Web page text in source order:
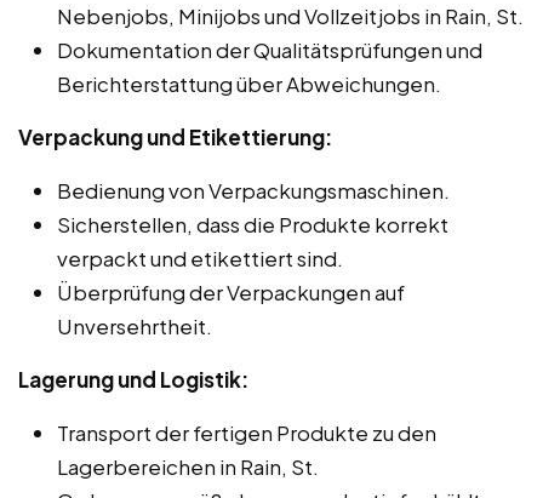
Nebenjobs, Minijobs und Vollzeitjobs in Rain, St.
Dokumentation der Qualitätsprüfungen und
Berichterstattung über Abweichungen.
Verpackung und Etikettierung:
Bedienung von Verpackungsmaschinen.
Sicherstellen, dass die Produkte korrekt
verpackt und etikettiert sind.
Überprüfung der Verpackungen auf
Unversehrtheit.
Lagerung und Logistik:
Transport der fertigen Produkte zu den
Lagerbereichen in Rain, St.